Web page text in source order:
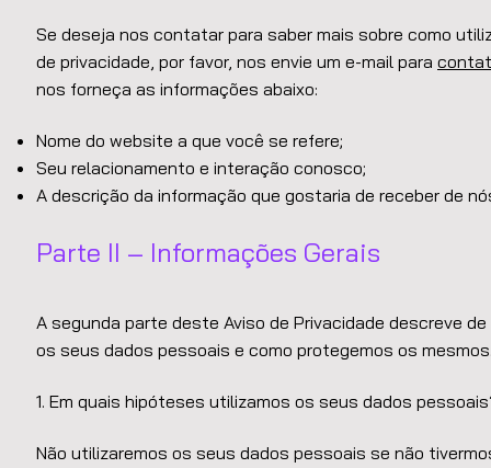
Se deseja nos contatar para saber mais sobre como
de privacidade, por favor, nos envie um e-mail para
nos forneça as informações abaixo:
Nome do website a que você se refere;
Seu relacionamento e interação conosco;
A descrição da informação que gostaria de receber de
Parte II – Informações Gerais
A segunda parte deste Aviso de Privacidade descreve
os seus dados pessoais e como protegemos os
1. Em quais hipóteses utilizamos os seus dados
Não utilizaremos os seus dados pessoais se não